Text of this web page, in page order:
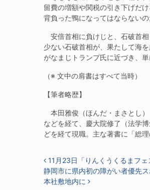
留費の増額や関税の引き下げだ
背負った鴨になってはならない
安倍首相に負けじと、石破首
少ない石破首相が、果たして海
がなまじトランプ氏に近づき、
（※ 文中の肩書はすべて当時）
【筆者略歴】
本田雅俊（ほんだ・まさとし
などを経て、慶大院修了（法学
どを経て現職。主な著書に「総
投稿ナビゲーション
11月23日「りんくうくるまフ
静岡市に県内初の障がい者優先
本社敷地内に